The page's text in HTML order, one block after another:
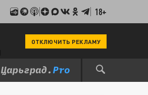
18+
ОТКЛЮЧИТЬ РЕКЛАМУ